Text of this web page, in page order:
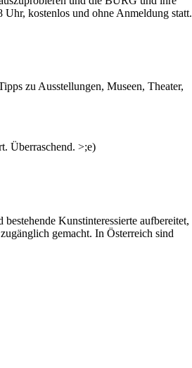
kostenlos und ohne Anmeldung statt.
zu Ausstellungen, Museen, Theater,
Überraschend. >;e)
Kunstinteressierte aufbereitet,
gemacht. In Österreich sind